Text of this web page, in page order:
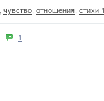
чувство отношения стихи
1